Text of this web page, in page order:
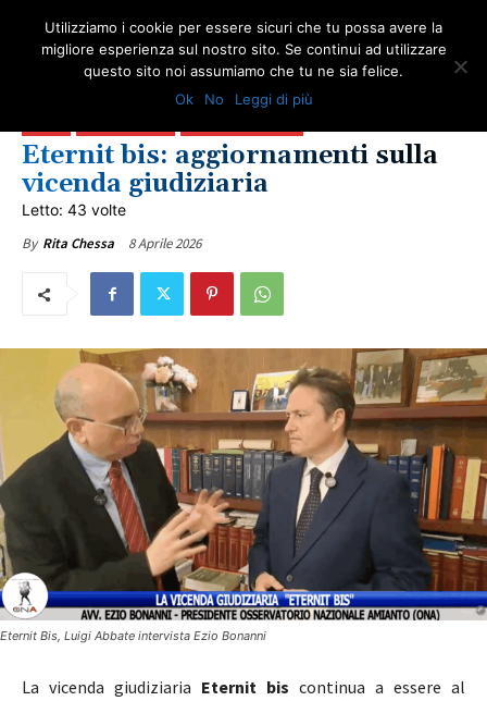
LOTTA ALL'AMIANTO NEWS VITTIME DEL DOVERE
Eternit bis: aggiornamenti sulla
vicenda giudiziaria
Letto: 43 volte
By Rita Chessa 8 Aprile 2026
Eternit Bis, Luigi Abbate intervista Ezio Bonanni
La vicenda giudiziaria Eternit bis continua a essere al
Utilizziamo i cookie per essere sicuri che tu possa avere la
migliore esperienza sul nostro sito. Se continui ad utilizzare
questo sito noi assumiamo che tu ne sia felice.
Ok
No Leggi di più